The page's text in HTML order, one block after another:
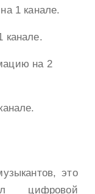
1 канале.
канале.
на 2
это
цифровой